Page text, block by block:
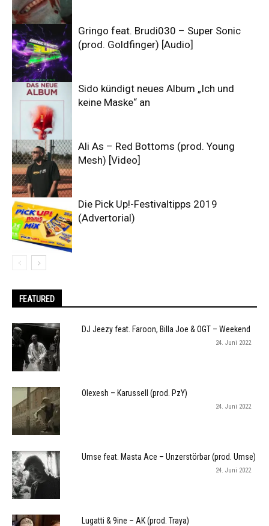
Gringo feat. Brudi030 – Super Sonic
(prod. Goldfinger) [Audio]
Sido kündigt neues Album „Ich und
keine Maske“ an
Ali As – Red Bottoms (prod. Young
Mesh) [Video]
Die Pick Up!-Festivaltipps 2019
(Advertorial)
FEATURED
DJ Jeezy feat. Faroon, Billa Joe & OGT – Weekend
24. Juni 2022
Olexesh – Karussell (prod. PzY)
24. Juni 2022
Umse feat. Masta Ace – Unzerstörbar (prod. Umse)
24. Juni 2022
Lugatti & 9ine – AK (prod. Traya)